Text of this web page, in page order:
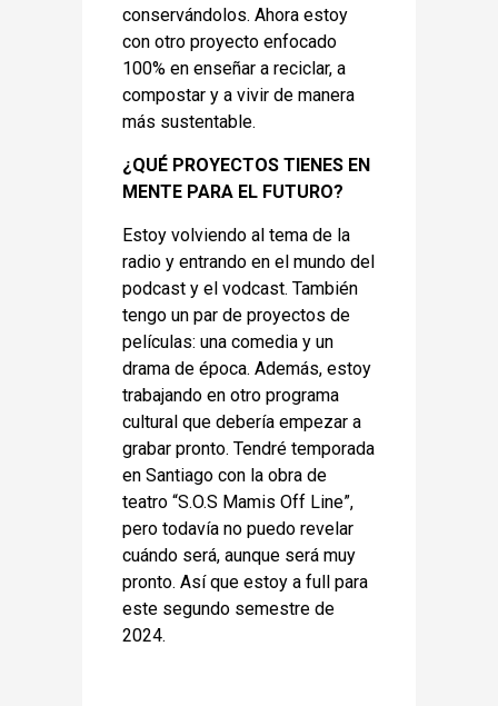
conservándolos. Ahora estoy
con otro proyecto enfocado
100% en enseñar a reciclar, a
compostar y a vivir de manera
más sustentable.
¿QUÉ PROYECTOS TIENES EN
MENTE PARA EL FUTURO?
Estoy volviendo al tema de la
radio y entrando en el mundo del
podcast y el vodcast. También
tengo un par de proyectos de
películas: una comedia y un
drama de época. Además, estoy
trabajando en otro programa
cultural que debería empezar a
grabar pronto. Tendré temporada
en Santiago con la obra de
teatro “S.O.S Mamis Off Line”,
pero todavía no puedo revelar
cuándo será, aunque será muy
pronto. Así que estoy a full para
este segundo semestre de
2024.